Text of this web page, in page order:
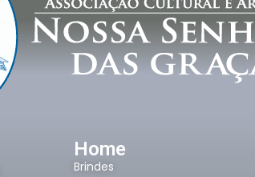
Home
Brindes